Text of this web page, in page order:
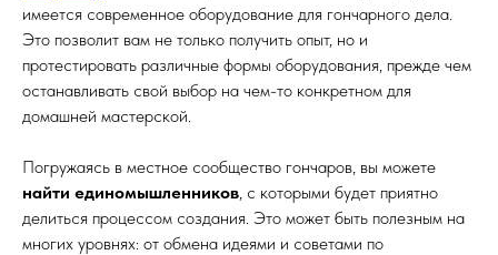
имеется современное оборудование для гончарного дела.
Это позволит вам не только получить опыт, но и
протестировать различные формы оборудования, прежде чем
останавливать свой выбор на чем-то конкретном для
домашней мастерской.
Погружаясь в местное сообщество гончаров, вы можете
найти единомышленников, с которыми будет приятно
делиться процессом создания. Это может быть полезным на
многих уровнях: от обмена идеями и советами по